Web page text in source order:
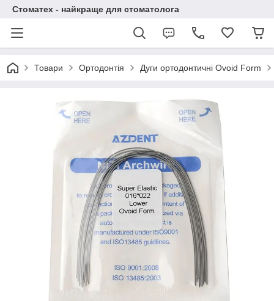
Стоматех - найкраще для стоматолога
Товари Ортодонтія Дуги ортодонтичні Ovoid Form